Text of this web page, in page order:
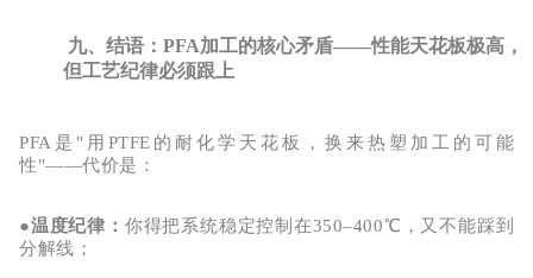
九、结语：PFA加工的核心矛盾——性能天花板极高，
但工艺纪律必须跟上
PFA是" 用 PTFE的耐化学天花板，换来热塑加工的可能
性"——代价是：
●温度纪律 ： 你得把系统稳定控制在350–400℃ ，又不能踩到
分解线；